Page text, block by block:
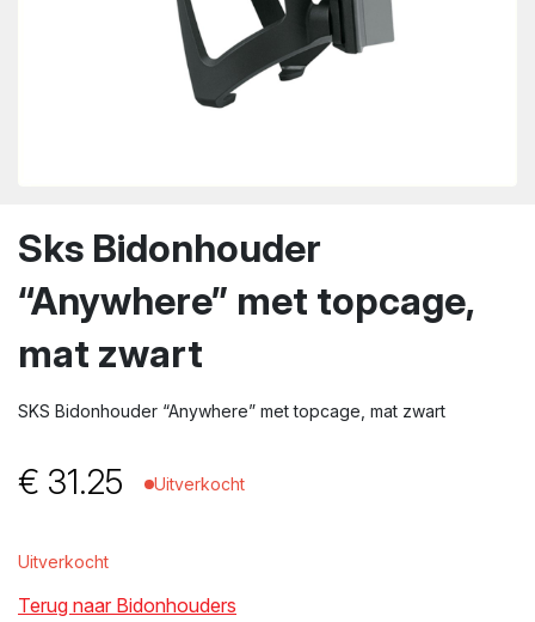
Sks Bidonhouder
“Anywhere” met topcage,
mat zwart
SKS Bidonhouder “Anywhere” met topcage, mat zwart
€ 31.25 Uitverkocht
Uitverkocht
Terug naar Bidonhouders